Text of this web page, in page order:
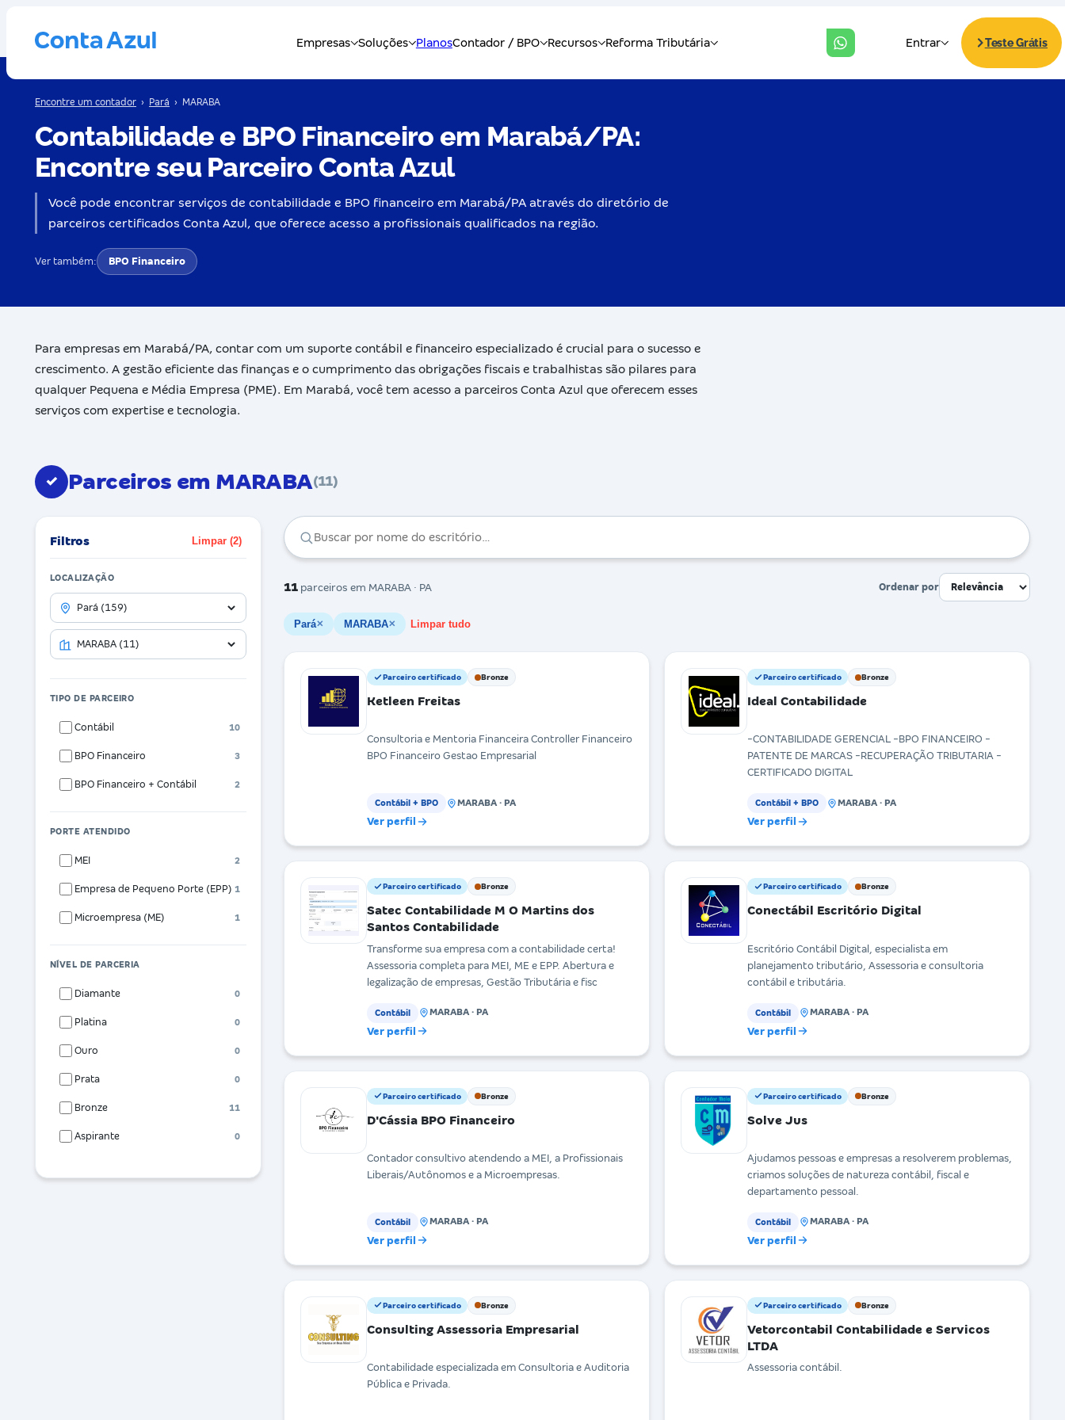
Encontre um contador › Pará › MARABA
Contabilidade e BPO Financeiro em Marabá/PA:
Encontre seu Parceiro Conta Azul
Você pode encontrar serviços de contabilidade e BPO financeiro em Marabá/PA através do diretório de
parceiros certificados Conta Azul, que oferece acesso a profissionais qualificados na região.
Ver também: BPO Financeiro
Para empresas em Marabá/PA, contar com um suporte contábil e financeiro especializado é crucial para o sucesso e
crescimento. A gestão eficiente das finanças e o cumprimento das obrigações fiscais e trabalhistas são pilares para
qualquer Pequena e Média Empresa (PME). Em Marabá, você tem acesso a parceiros Conta Azul que oferecem esses
serviços com expertise e tecnologia.
✓ Parceiros em MARABA(11)
Filtros Limpar (2)
LOCALIZAÇÃO
TIPO DE PARCEIRO
Contábil 10
BPO Financeiro 3
BPO Financeiro + Contábil 2
PORTE ATENDIDO
MEI 2
Empresa de Pequeno Porte (EPP) 1
Microempresa (ME) 1
NÍVEL DE PARCERIA
Diamante 0
Platina 0
Ouro 0
Prata 0
Bronze 11
Aspirante 0
11 parceiros em MARABA · PA Ordenar por
Pará✕ MARABA✕ Limpar tudo
Parceiro certificado Bronze
Ketleen Freitas
Consultoria e Mentoria Financeira Controller Financeiro
BPO Financeiro Gestao Empresarial
Contábil + BPO MARABA · PA
Ver perfil
Parceiro certificado Bronze
Ideal Contabilidade
-CONTABILIDADE GERENCIAL -BPO FINANCEIRO -
PATENTE DE MARCAS -RECUPERAÇÃO TRIBUTARIA -
CERTIFICADO DIGITAL
Contábil + BPO MARABA · PA
Ver perfil
Parceiro certificado Bronze
Satec Contabilidade M O Martins dos
Santos Contabilidade
Transforme sua empresa com a contabilidade certa!
Assessoria completa para MEI, ME e EPP. Abertura e
legalização de empresas, Gestão Tributária e fisc
Contábil MARABA · PA
Ver perfil
Parceiro certificado Bronze
Conectábil Escritório Digital
Escritório Contábil Digital, especialista em
planejamento tributário, Assessoria e consultoria
contábil e tributária.
Contábil MARABA · PA
Ver perfil
Parceiro certificado Bronze
D'Cássia BPO Financeiro
Contador consultivo atendendo a MEI, a Profissionais
Liberais/Autônomos e a Microempresas.
Contábil MARABA · PA
Ver perfil
Parceiro certificado Bronze
Solve Jus
Ajudamos pessoas e empresas a resolverem problemas,
criamos soluções de natureza contábil, fiscal e
departamento pessoal.
Contábil MARABA · PA
Ver perfil
Parceiro certificado Bronze
Consulting Assessoria Empresarial
Contabilidade especializada em Consultoria e Auditoria
Pública e Privada.
Parceiro certificado Bronze
Vetorcontabil Contabilidade e Servicos
LTDA
Assessoria contábil.